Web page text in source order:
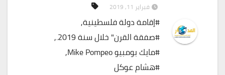
فبراير 11, 2019
#إقامة دولة فلسطينية,
#صفقة القرن" خلال سنة 2019.
,
#مايك بومبيو Mike Pompeo
,
#هشام عوكل